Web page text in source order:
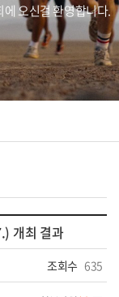
오신걸 환영합니다.
개최 결과
조회수 635